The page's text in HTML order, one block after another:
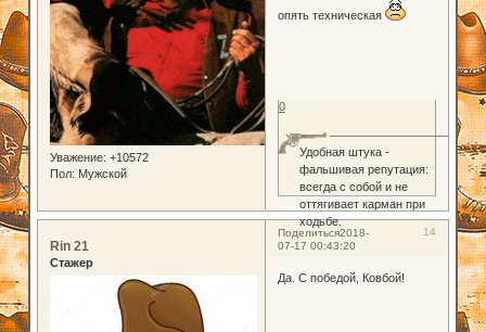
Уважение: +10572
Пол: Мужской
опять техническая
Удобная штука -
фальшивая репутация:
всегда с собой и не
оттягивает карман при
ходьбе.
0
Поделиться 14
2018-
07-17 00:43:20
Rin 21
Стажер
Да. С победой, Ковбой!